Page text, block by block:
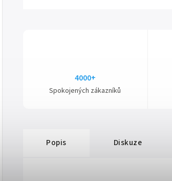
4000+
Spokojených zákazníků
Popis Diskuze